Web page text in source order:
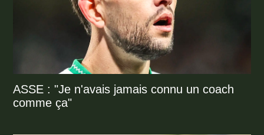
ASSE : "Je n'avais jamais connu un coach
comme ça"